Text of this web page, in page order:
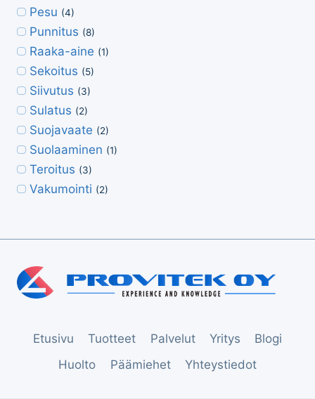
Pesu (4)
Punnitus (8)
Raaka-aine (1)
Sekoitus (5)
Siivutus (3)
Sulatus (2)
Suojavaate (2)
Suolaaminen (1)
Teroitus (3)
Vakumointi (2)
Etusivu Tuotteet Palvelut Yritys
Blogi
Huolto
Päämiehet Yhteystiedot